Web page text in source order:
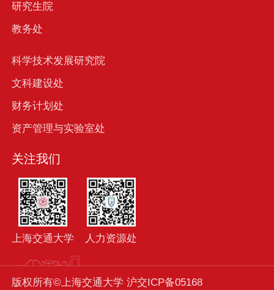
研究生院
教务处
科学技术发展研究院
文科建设处
财务计划处
资产管理与实验室处
关注我们
上海交通大学 人力资源处
版权所有©上海交通大学 沪交ICP备05168